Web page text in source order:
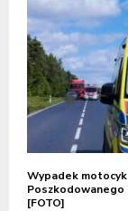
Wypadek
Poszkodowanego
[FOTO]